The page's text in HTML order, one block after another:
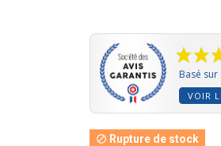
Basé sur
VOIR
 Rupture de stock